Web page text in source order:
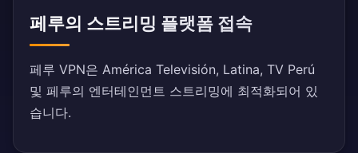
페루의 스트리밍 플랫폼 접속
페루 VPN은 América Televisión, Latina, TV Perú
및 페루의 엔터테인먼트 스트리밍에 최적화되어 있
습니다.